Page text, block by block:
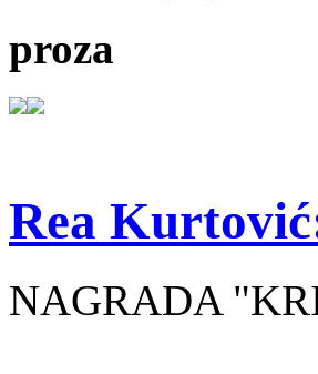
proza
Rea
NAGRADA